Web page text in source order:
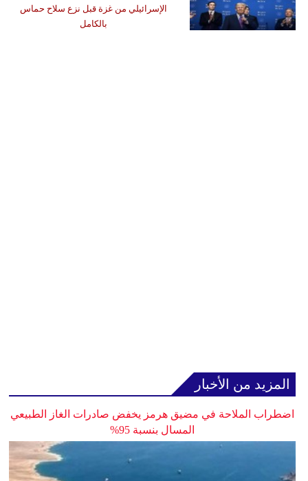
الإسرائيلي من غزة قبل نزع سلاح حماس
بالكامل
المزيد من الأخبار
اضطراب الملاحة في مضيق هرمز يخفض صادرات الغاز الطبيعي
المسال بنسبة 95%